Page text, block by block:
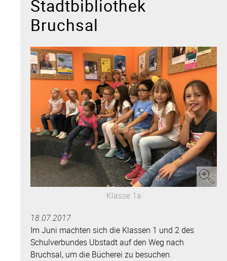
Stadtbibliothek
Bruchsal
Klasse 1a
18.07.2017
Im Juni machten sich die Klassen 1 und 2 des
Schulverbundes Ubstadt auf den Weg nach
Bruchsal, um die Bücherei zu besuchen.